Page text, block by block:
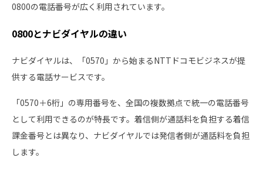
0800の電話番号が広く利用されています。
0800とナビダイヤルの違い
ナビダイヤルは、「0570」から始まるNTTドコモビジネスが提
供する電話サービスです。
「0570＋6桁」の専用番号を、全国の複数拠点で統一の電話番号
として利用できるのが特長です。着信側が通話料を負担する着信
課金番号とは異なり、ナビダイヤルでは発信者側が通話料を負担
します。